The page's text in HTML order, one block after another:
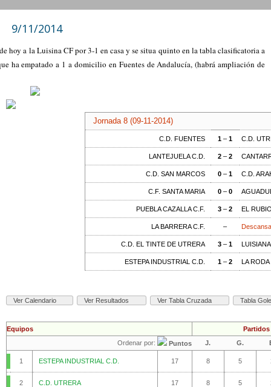
9/11/2014
hoy a la Luisina CF por 3-1 en casa y se situa quinto en la tabla clasificatoria a
ha empatado a 1 a domicilio en Fuentes de Andalucía, (habrá ampliación de
Jornada 8 (09-11-2014)
C.D. FUENTES 1 – 1 C.D.
LANTEJUELA C.D. 2 – 2
C.D. SAN MARCOS 0 – 1 C.D.
C.F. SANTA MARIA 0 – 0
PUEBLA CAZALLA C.F. 3 – 2 EL
LA BARRERA C.F. – Descansa
C.D. EL TINTE DE UTRERA 3 – 1
ESTEPA INDUSTRIAL C.D. 1 – 2 LA RODA
Ver Calendario Ver Resultados Ver Tabla Cruzada Tabla
Equipos
Partidos
Ordenar por:
Puntos J. G.
1 ESTEPA INDUSTRIAL C.D. 17 8 5
2 C.D. UTRERA 17 8 5